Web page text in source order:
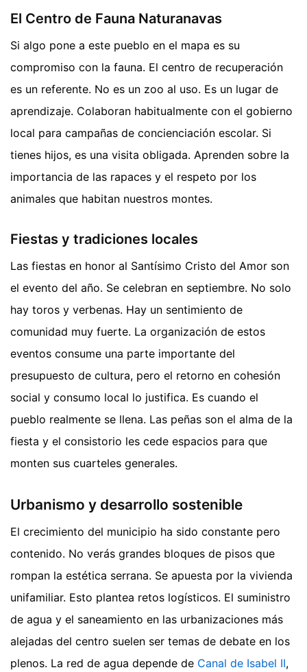
El Centro de Fauna Naturanavas
Si algo pone a este pueblo en el mapa es su
compromiso con la fauna. El centro de recuperación
es un referente. No es un zoo al uso. Es un lugar de
aprendizaje. Colaboran habitualmente con el gobierno
local para campañas de concienciación escolar. Si
tienes hijos, es una visita obligada. Aprenden sobre la
importancia de las rapaces y el respeto por los
animales que habitan nuestros montes.
Fiestas y tradiciones locales
Las fiestas en honor al Santísimo Cristo del Amor son
el evento del año. Se celebran en septiembre. No solo
hay toros y verbenas. Hay un sentimiento de
comunidad muy fuerte. La organización de estos
eventos consume una parte importante del
presupuesto de cultura, pero el retorno en cohesión
social y consumo local lo justifica. Es cuando el
pueblo realmente se llena. Las peñas son el alma de la
fiesta y el consistorio les cede espacios para que
monten sus cuarteles generales.
Urbanismo y desarrollo sostenible
El crecimiento del municipio ha sido constante pero
contenido. No verás grandes bloques de pisos que
rompan la estética serrana. Se apuesta por la vivienda
unifamiliar. Esto plantea retos logísticos. El suministro
de agua y el saneamiento en las urbanizaciones más
alejadas del centro suelen ser temas de debate en los
plenos. La red de agua depende de Canal de Isabel II,